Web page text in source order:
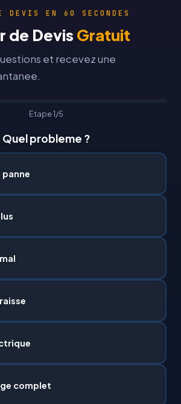
DEVIS EN 60 SECONDES
de Devis Gratuit
et recevez une
Etape 1/5
Quel probleme ?
panne
complet